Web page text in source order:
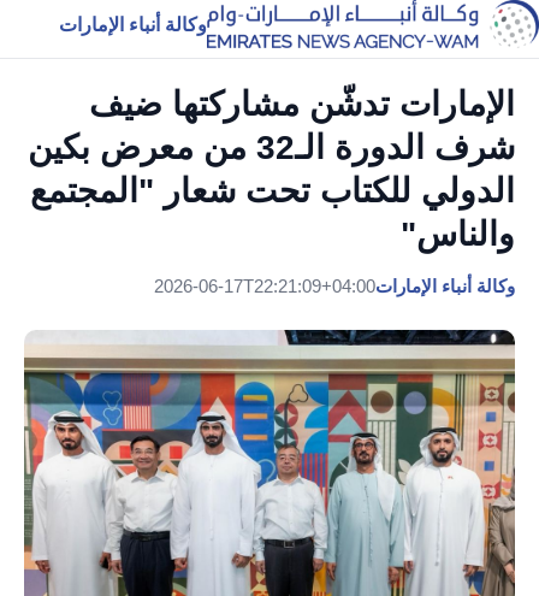
وكالة أنباء الإمارات
الإمارات تدشّن مشاركتها ضيف
شرف الدورة الـ32 من معرض بكين
الدولي للكتاب تحت شعار "المجتمع
والناس"
وكالة أنباء الإمارات2026-06-17T22:21:09+04:00